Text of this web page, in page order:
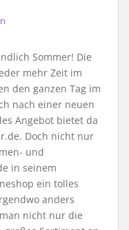
Sommer! Die
mehr Zeit im
den ganzen Tag im
nach einer neuen
Angebot bietet da
Doch nicht nur
und
in seinem
ein tolles
anders
nicht nur die